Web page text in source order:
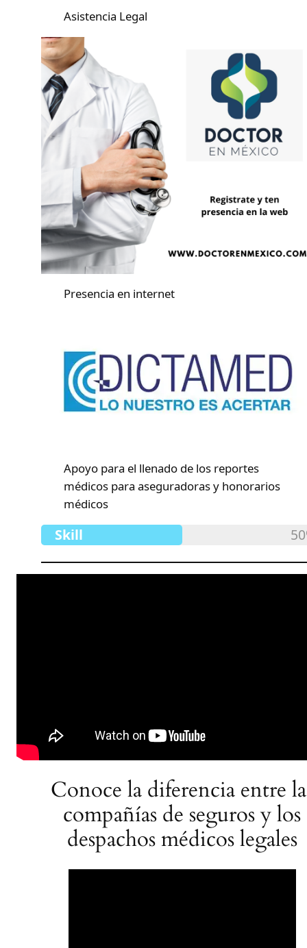
Asistencia Legal
Presencia en internet
Apoyo para el llenado de los reportes
médicos para aseguradoras y honorarios
médicos
Skill
Conoce la diferencia entre
compañías de seguros y los
despachos médicos legales